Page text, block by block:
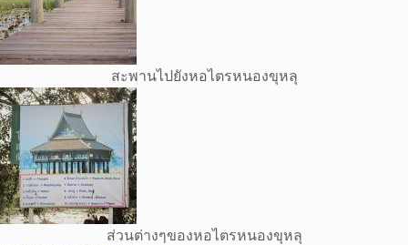
สะพานไปยังหอไตรหนองขุหลุ
ส่วนต่างๆของหอไตรหนองขุหลุ